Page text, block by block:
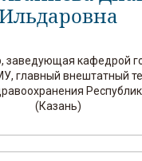
Ильдаровна
заведующая кафедрой
главный внештатный
(Казань)